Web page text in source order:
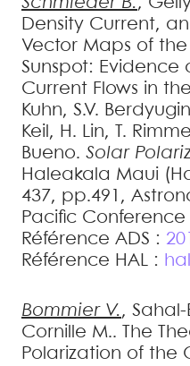
Density Current,
Vector Maps of the
Sunspot: Evidence
Current Flows in
Kuhn, S.V.
Keil, H. Lin, T.
Bueno. Solar
Haleakala Maui
437, pp.491,
Pacific Conference
Référence ADS :
Référence HAL :
Bommier V.,
Cornille M..
The
Polarization of the